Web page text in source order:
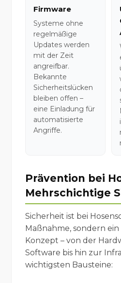
Firmware
Systeme ohne
regelmäßige
Updates werden
mit der Zeit
angreifbar.
Bekannte
Sicherheitslücken
bleiben offen –
eine Einladung für
automatisierte
Angriffe.
Prävention bei
Mehrschichtige
Sicherheit ist bei
Maßnahme, sondern
Konzept – von der
Software bis hin zur
wichtigsten Bausteine: